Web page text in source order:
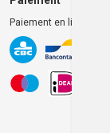
Paiement en ligne